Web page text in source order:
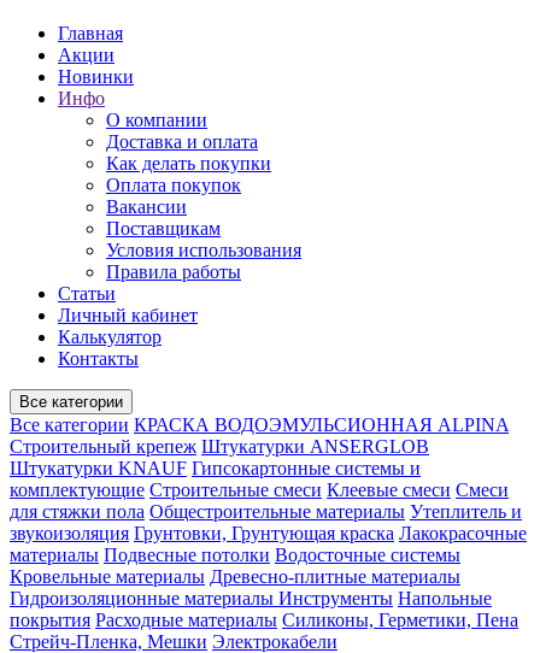
Главная
Акции
Новинки
Инфо
О компании
Доставка и оплата
Как делать покупки
Оплата покупок
Вакансии
Поставщикам
Условия использования
Правила работы
Статьи
Личный кабинет
Калькулятор
Контакты
Все категории
Все категории КРАСКА ВОДОЭМУЛЬСИОННАЯ ALPINA
Строительный крепеж Штукатурки ANSERGLOB
Штукатурки KNAUF Гипсокартонные системы и
комплектующие Строительные смеси Клеевые смеси Смеси
для стяжки пола Общестроительные материалы Утеплитель и
звукоизоляция Грунтовки, Грунтующая краска Лакокрасочные
материалы Подвесные потолки Водосточные системы
Кровельные материалы Древесно-плитные материалы
Гидроизоляционные материалы Инструменты Напольные
покрытия Расходные материалы Силиконы, Герметики, Пена
Стрейч-Пленка, Мешки Электрокабели